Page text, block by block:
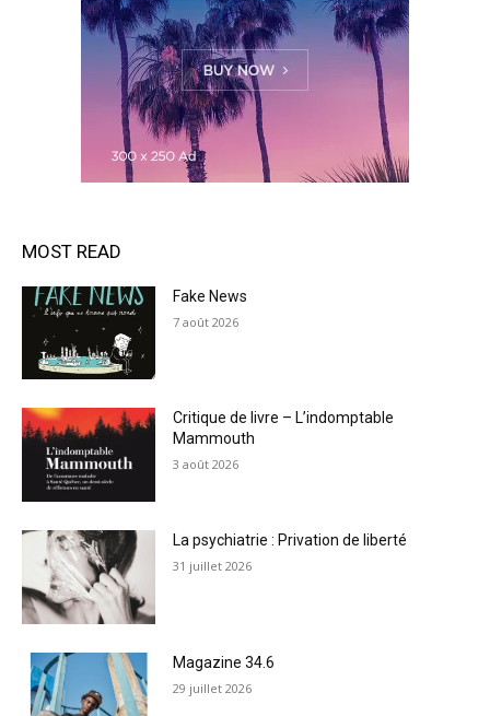
MOST READ
Fake News
7 août 2026
Critique de livre – L’indomptable
Mammouth
3 août 2026
La psychiatrie : Privation de liberté
31 juillet 2026
Magazine 34.6
29 juillet 2026